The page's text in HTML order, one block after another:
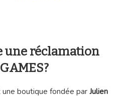
une réclamation
boutique fondée par Julien